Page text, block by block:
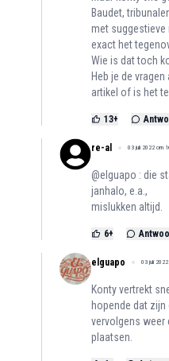
Baudet,
met
exact het
Wie is dat toch
Heb je de
artikel of is het
13+
re-al 03 juli 2022 om
@elguapo : die
janhalo, e.a.,
mislukken altijd.
6+
elguapo 03 juli
Konty vertrekt
hopende dat
vervolgens
plaatsen.